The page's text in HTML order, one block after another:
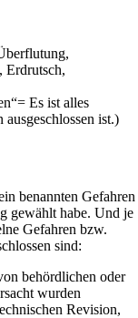
Erdrutsch,
Es ist alles
ist.)
benannten Gefahren
gewählt habe. Und je
Gefahren bzw.
sind:
behördlichen oder
wurden
Revision,